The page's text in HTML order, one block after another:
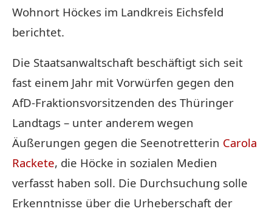
Wohnort Höckes im Landkreis Eichsfeld
berichtet.
Die Staatsanwaltschaft beschäftigt sich seit
fast einem Jahr mit Vorwürfen gegen den
AfD-Fraktionsvorsitzenden des Thüringer
Landtags – unter anderem wegen
Äußerungen gegen die Seenotretterin Carola
Rackete, die Höcke in sozialen Medien
verfasst haben soll. Die Durchsuchung solle
Erkenntnisse über die Urheberschaft der